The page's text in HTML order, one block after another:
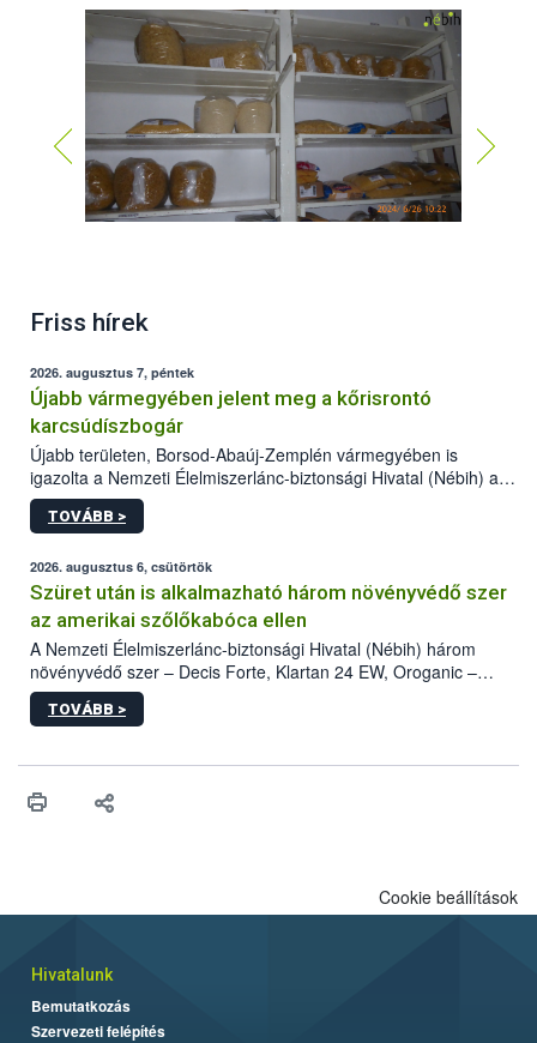
Friss hírek
2026. augusztus 7, péntek
Újabb vármegyében jelent meg a kőrisrontó
karcsúdíszbogár
Újabb területen, Borsod-Abaúj-Zemplén vármegyében is
igazolta a Nemzeti Élelmiszerlánc-biztonsági Hivatal (Nébih) a
kőrisrontó karcsúdíszbogár (Agrilus planipennis) jelenlétét. A
kártevőt nem csak színcsapdában találták meg, de már fertőzött
az intenzív felderítést, emellett az intézkedéseket a szlovák
hatósággal is összehangolják a terjedés megállítása érdekében.
TOVÁBB >
2026. augusztus 6, csütörtök
Szüret után is alkalmazható három növényvédő szer
az amerikai szőlőkabóca ellen
A Nemzeti Élelmiszerlánc-biztonsági Hivatal (Nébih) három
növényvédő szer – Decis Forte, Klartan 24 EW, Oroganic –
engedélyokiratát módosította, így azok a szüretet követően,
egészen a vesszőérettség (BBCH 91) stádiumáig
érésű szőlőkben is legyen lehetőség a károsító elleni további
felhasználók számára is elérhető és ökológiai termesztésben is
TOVÁBB >
Cookie beállítások
Hivatalunk
Bemutatkozás
Szervezeti felépítés